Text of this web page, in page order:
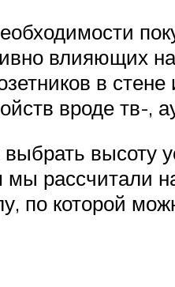
влияющих
в
вроде тв-,
высоту
рассчитали
по которой